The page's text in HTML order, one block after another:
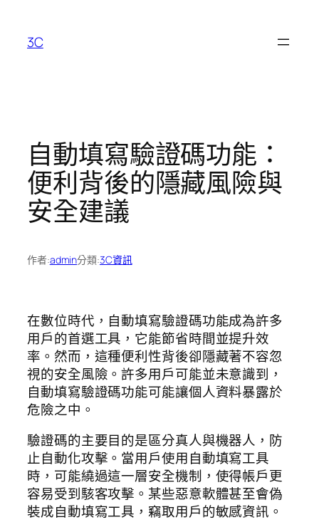
3C
自動填寫驗證碼功能：
便利背後的隱藏風險與
安全建議
作者:admin分類:3C資訊
在數位時代，自動填寫驗證碼功能成為許多
用戶的首選工具，它能節省時間並提升效
率。然而，這種便利性背後卻隱藏著不容忽
視的安全風險。許多用戶可能並未意識到，
自動填寫驗證碼功能可能讓個人資料暴露於
危險之中。
驗證碼的主要目的是區分真人與機器人，防
止自動化攻擊。當用戶使用自動填寫工具
時，可能繞過這一層安全機制，使得帳戶更
容易受到駭客攻擊。某些惡意軟體甚至會偽
裝成自動填寫工具，竊取用戶的敏感資訊。